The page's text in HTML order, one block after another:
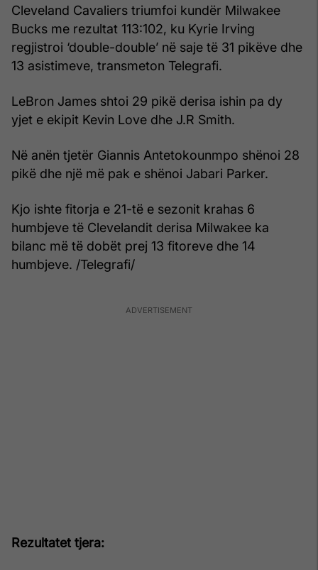
Cleveland Cavaliers triumfoi kundër Milwakee
Bucks me rezultat 113:102, ku Kyrie Irving
regjistroi ‘double-double’ në saje të 31 pikëve dhe
13 asistimeve, transmeton Telegrafi.
LeBron James shtoi 29 pikë derisa ishin pa dy
yjet e ekipit Kevin Love dhe J.R Smith.
Në anën tjetër Giannis Antetokounmpo shënoi 28
pikë dhe një më pak e shënoi Jabari Parker.
Kjo ishte fitorja e 21-të e sezonit krahas 6
humbjeve të Clevelandit derisa Milwakee ka
bilanc më të dobët prej 13 fitoreve dhe 14
humbjeve. /Telegrafi/
Rezultatet tjera: